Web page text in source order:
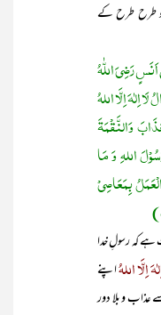
کو طرح طرح کے
رَضِیَ اللّٰہُ
اِلٰہَ اِلَّا اللہُ
وَالنَّقْمَۃَ
اللہِ وَ مَا
بِمَعَاصِیْ
رسولِ خدا
اِلَّا اللہُاپنے
عذاب و بلا دور